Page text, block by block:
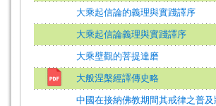
大乘起信論的義理與實踐譯序
大乘起信論義理與實踐譯序
大乘壁觀的菩提達磨
大般涅槃經譯傳史略
中國在接納佛教期間其戒律之普及